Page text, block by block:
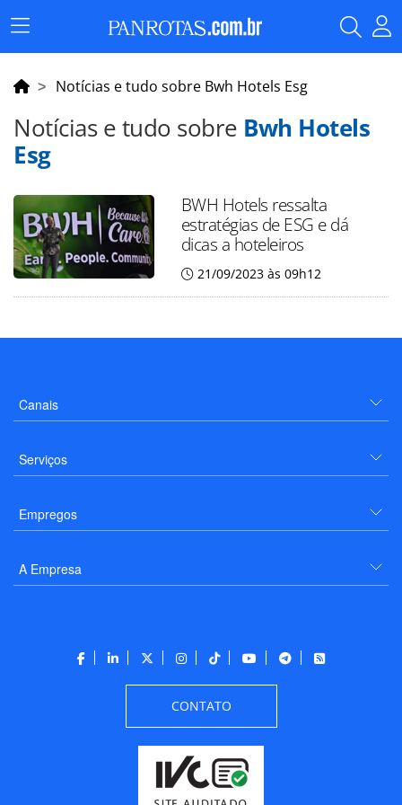
Menu
Principal
Notícias e tudo sobre Bwh Hotels Esg
Notícias e tudo sobre Bwh Hotels
Esg
BWH Hotels ressalta
estratégias de ESG e dá
dicas a hoteleiros
21/09/2023 às 09h12
Canais
Serviços
Empregos
A Empresa
CONTATO